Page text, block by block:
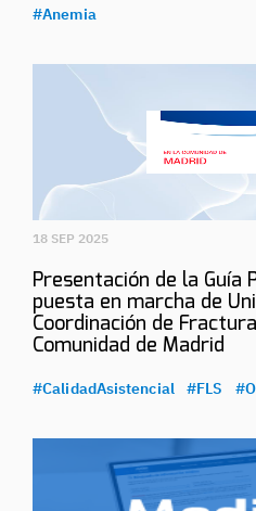
#Anemia
18 SEP 2025
Presentación de la Guía
puesta en marcha de
Coordinación de
Comunidad de Madrid
#CalidadAsistencial #FLS